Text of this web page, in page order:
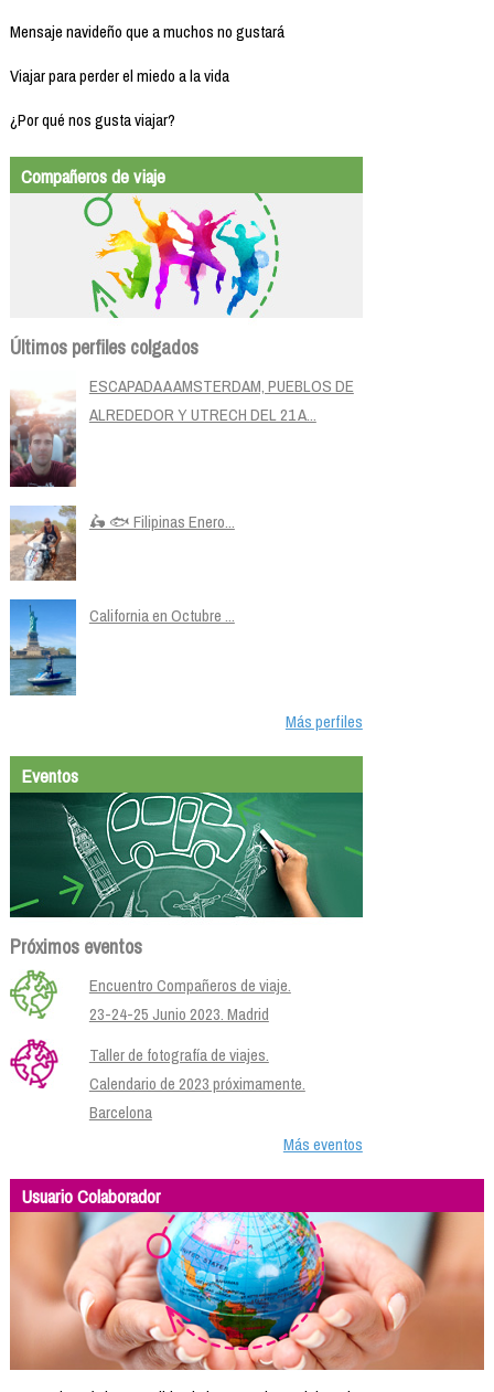
Mensaje navideño que a muchos no gustará
Viajar para perder el miedo a la vida
¿Por qué nos gusta viajar?
Compañeros de viaje
Últimos perfiles colgados
ESCAPADA A AMSTERDAM, PUEBLOS DE
ALREDEDOR Y UTRECH DEL 21 A...
🛵 🐟 Filipinas Enero...
California en Octubre ...
Más perfiles
Eventos
Próximos eventos
Encuentro Compañeros de viaje.
23-24-25 Junio 2023. Madrid
Taller de fotografía de viajes.
Calendario de 2023 próximamente.
Barcelona
Más eventos
Usuario Colaborador